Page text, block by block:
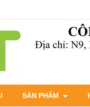
SẢN PHẨM